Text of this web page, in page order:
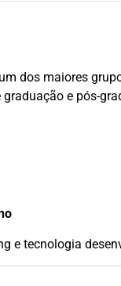
dos maiores
graduação e pós-
e tecnologia